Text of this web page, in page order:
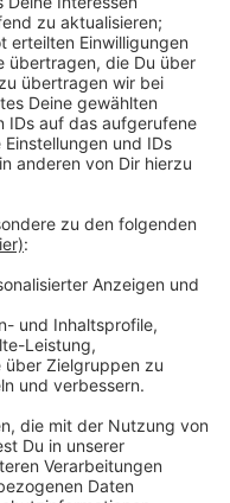
spricht ein
von zwei Demos mit
Ein
zur
sich gegen die
Studierende des
Sie forderten, dass
Studierenden